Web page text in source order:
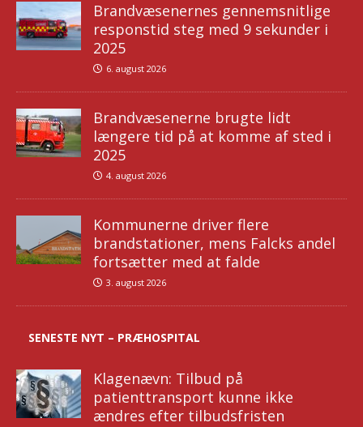
Brandvæsenernes gennemsnitlige
responstid steg med 9 sekunder i
2025
6. august 2026
Brandvæsenerne brugte lidt
længere tid på at komme af sted i
2025
4. august 2026
Kommunerne driver flere
brandstationer, mens Falcks andel
fortsætter med at falde
3. august 2026
SENESTE NYT – PRÆHOSPITAL
Klagenævn: Tilbud på
patienttransport kunne ikke
ændres efter tilbudsfristen